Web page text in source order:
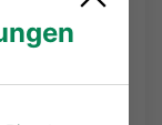
könnte